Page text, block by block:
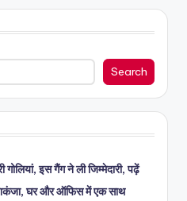
Search
गोलियां, इस गैंग ने ली जिम्मेदारी, पढ़ें
घर और ऑफिस में एक साथ